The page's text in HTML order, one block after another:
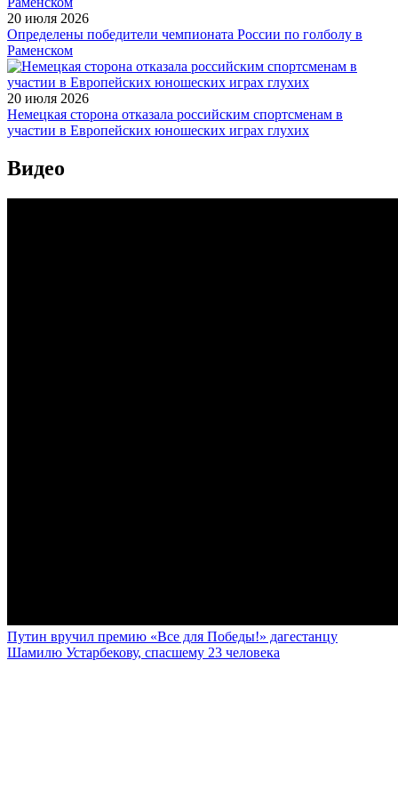
20 июля 2026
Определены победители чемпионата России по голболу в
Раменском
20 июля 2026
Немецкая сторона отказала российским спортсменам в
участии в Европейских юношеских играх глухих
Видео
Путин вручил премию «Все для Победы!» дагестанцу
Шамилю Устарбекову, спасшему 23 человека